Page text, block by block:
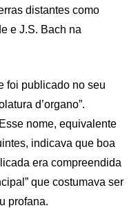
distantes como
e J.S. Bach na
foi publicado no seu
d’organo”.
nome, equivalente
indicava que boa
era compreendida
que costumava ser
profana.